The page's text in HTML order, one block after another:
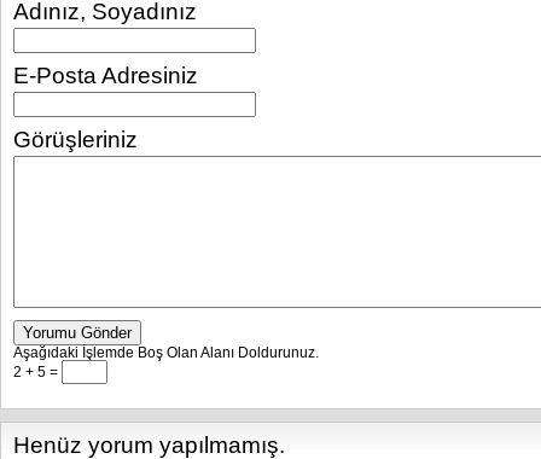
Adınız, Soyadınız
E-Posta Adresiniz
Görüşleriniz
Yorumu Gönder
Aşağıdaki İşlemde Boş Olan Alanı Doldurunuz.
2 + 5 =
Henüz yorum yapılmamış.